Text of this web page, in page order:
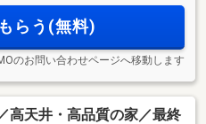
らう(無料)
のお問い合わせページへ移動します
高天井・高品質の家／最終